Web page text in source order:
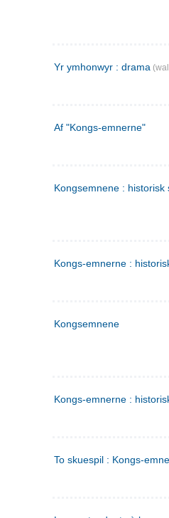
Yr ymhonwyr : drama
Af "Kongs-emnerne"
Kongsemnene : historisk
Kongs-emnerne :
Kongsemnene
Kongs-emnerne :
To skuespil : Kongs-